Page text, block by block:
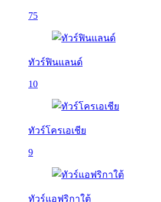
75
ทัวร์ฟินแลนด์
10
ทัวร์โครเอเชีย
9
ทัวร์แอฟริกาใต้